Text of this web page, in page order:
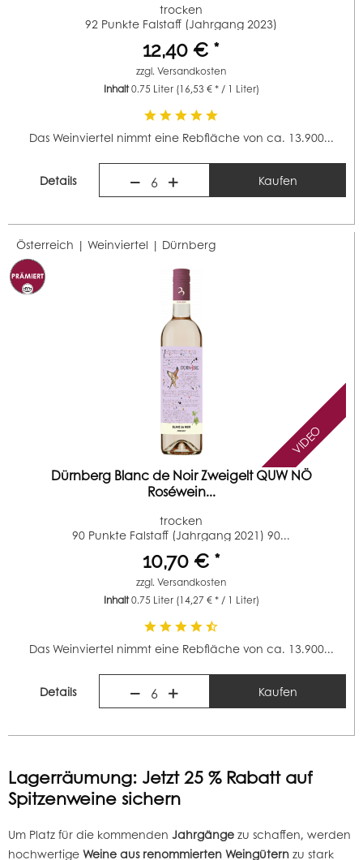
trocken
92 Punkte Falstaff (Jahrgang 2023)
12,40 € *
zzgl.Versandkosten
Inhalt0.75 Liter (16,53 € * / 1 Liter)
Das Weinviertel nimmt eine Rebfläche von ca. 13.900...
Details 6 Kaufen
Österreich | Weinviertel | Dürnberg
VIDEO
Dürnberg Blanc de Noir Zweigelt QUW NÖ
Roséwein...
trocken
90 Punkte Falstaff (Jahrgang 2021) 90...
10,70 € *
zzgl.Versandkosten
Inhalt0.75 Liter (14,27 € * / 1 Liter)
Das Weinviertel nimmt eine Rebfläche von ca. 13.900...
Details 6 Kaufen
Lagerräumung: Jetzt 25 % Rabatt auf
Spitzenweine sichern
Um Platz für die kommenden Jahrgänge zu schaffen, werden
hochwertige Weine aus renommierten Weingütern zu stark